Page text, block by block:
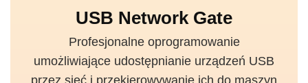
USB Network Gate
Profesjonalne oprogramowanie
umożliwiające udostępnianie urządzeń USB
przez sieć i przekierowywanie ich do maszyn